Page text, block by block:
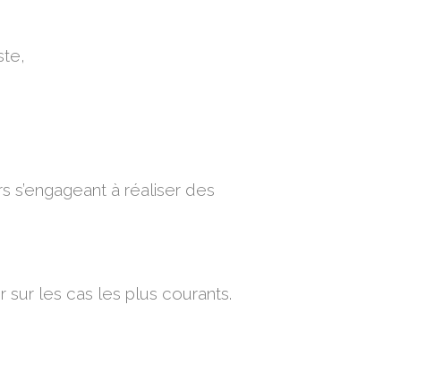
s’engageant à réaliser des
sur les cas les plus courants.